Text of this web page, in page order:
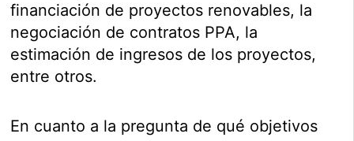
financiación de proyectos renovables, la
negociación de contratos PPA, la
estimación de ingresos de los proyectos,
entre otros.
En cuanto a la pregunta de qué objetivos